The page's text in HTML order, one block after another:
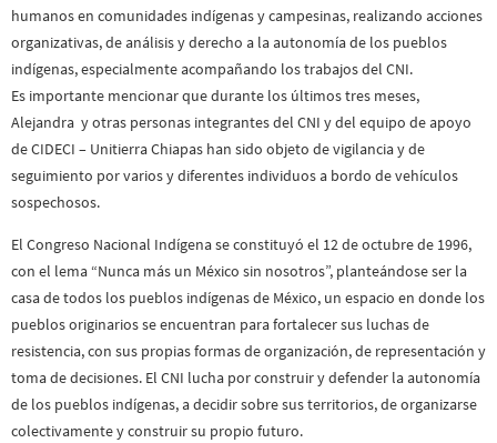
humanos en comunidades indígenas y campesinas, realizando acciones
organizativas, de análisis y derecho a la autonomía de los pueblos
indígenas, especialmente acompañando los trabajos del CNI.
Es importante mencionar que durante los últimos tres meses,
Alejandra y otras personas integrantes del CNI y del equipo de apoyo
de CIDECI – Unitierra Chiapas han sido objeto de vigilancia y de
seguimiento por varios y diferentes individuos a bordo de vehículos
sospechosos.
El Congreso Nacional Indígena se constituyó el 12 de octubre de 1996,
con el lema “Nunca más un México sin nosotros”, planteándose ser la
casa de todos los pueblos indígenas de México, un espacio en donde los
pueblos originarios se encuentran para fortalecer sus luchas de
resistencia, con sus propias formas de organización, de representación y
toma de decisiones. El CNI lucha por construir y defender la autonomía
de los pueblos indígenas, a decidir sobre sus territorios, de organizarse
colectivamente y construir su propio futuro.